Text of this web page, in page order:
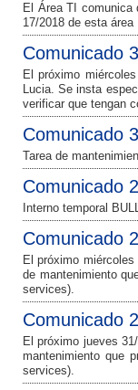
El Área TI comunica
17/2018 de esta área
Comunicado
El próximo
Lucia. Se insta
verificar que tengan
Comunicado
Tarea de
Comunicado
Interno temporal
Comunicado
El próximo
de mantenimiento
services).
Comunicado
El próximo jueves
mantenimiento que
services).